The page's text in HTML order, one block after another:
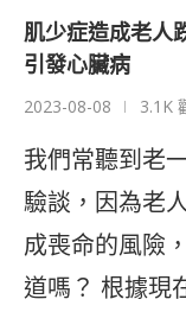
肌少症造成老人
引發心臟病
2023-08-08 3.1K
我們常聽到老
驗談，因為老
成喪命的風險
道嗎？ 根據現